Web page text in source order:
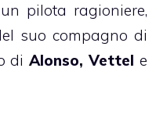
pilota ragioniere,
suo compagno di
diAlonso, Vettel e